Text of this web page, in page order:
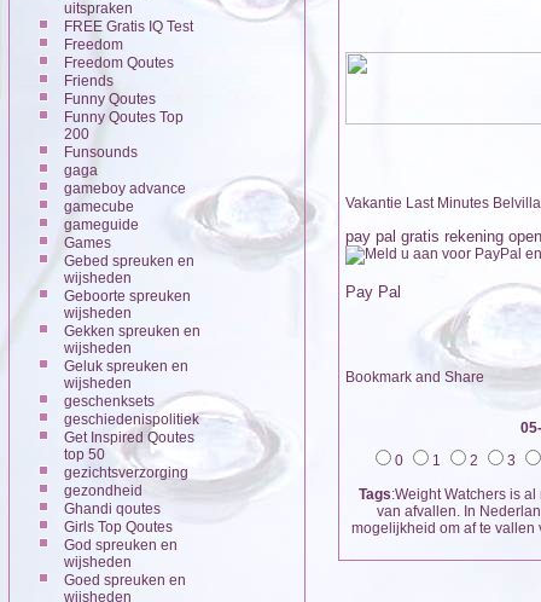
uitspraken
FREE Gratis IQ Test
Freedom
Freedom Qoutes
Friends
Funny Qoutes
Funny Qoutes Top
200
Funsounds
gaga
gameboy advance
gamecube
gameguide
Games
Gebed spreuken en
wijsheden
Geboorte spreuken
wijsheden
Gekken spreuken en
wijsheden
Geluk spreuken en
wijsheden
geschenksets
geschiedenispolitiek
Get Inspired Qoutes
top 50
gezichtsverzorging
gezondheid
Ghandi qoutes
Girls Top Qoutes
God spreuken en
wijsheden
Goed spreuken en
wijsheden
Vakantie Last Minutes Belvilla
pay pal gratis rekening
Pay Pal
0
1 2
3
Tags:Weight Watchers is
van afvallen. In
mogelijkheid om af te vallen